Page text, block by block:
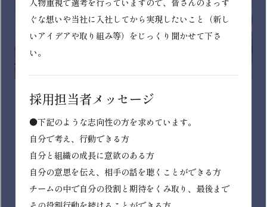
株式会社カスミ
カスミは茨城県を中心に、埼玉・千葉・東京・栃木・群
馬の1都5県にスーパーマーケットをチェーン展開してい